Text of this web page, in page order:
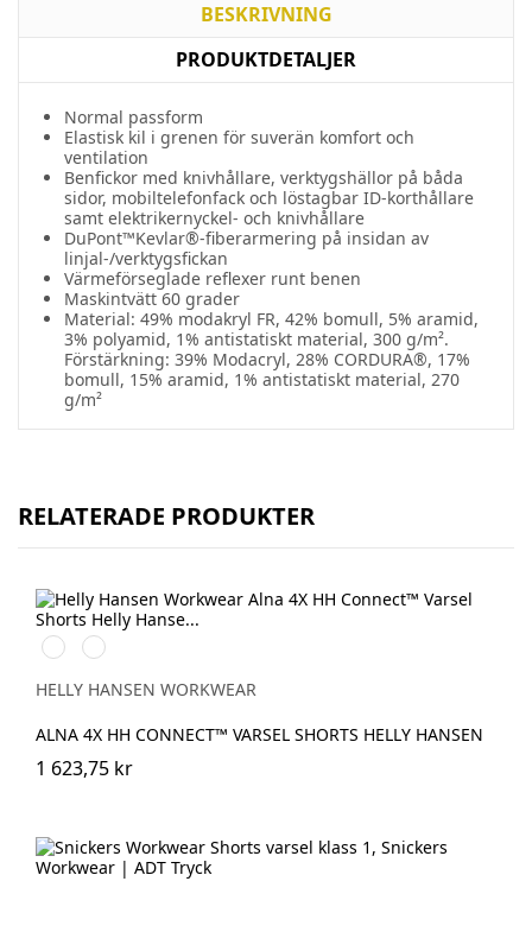
BESKRIVNING
PRODUKTDETALJER
Normal passform
Elastisk kil i grenen för suverän komfort och
ventilation
Benfickor med knivhållare, verktygshällor på båda
sidor, mobiltelefonfack och löstagbar ID-korthållare
samt elektrikernyckel- och knivhållare
DuPont™Kevlar®-fiberarmering på insidan av
linjal-/verktygsfickan
Värmeförseglade reflexer runt benen
Maskintvätt 60 grader
Material: 49% modakryl FR, 42% bomull, 5% aramid,
3% polyamid, 1% antistatiskt material, 300 g/m².
Förstärkning: 39% Modacryl, 28% CORDURA®, 17%
bomull, 15% aramid, 1% antistatiskt material, 270
g/m²
RELATERADE PRODUKTER
369
YELLOW/EBONY
269
ORANGE/EBONY
HELLY HANSEN WORKWEAR
ALNA 4X HH CONNECT™ VARSEL SHORTS HELLY HANSEN
1 623,75 kr